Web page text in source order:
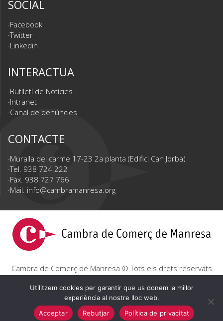
SOCIAL
Facebook
Twitter
Linkedin
INTERACTUA
Butlletí de Notícies
Intranet
Canal de denúncies
CONTACTE
Muralla del carme 17-23 2a planta (Edifici Can Jorba)
Tel. 938 724 222
Fax. 938 727 766
Mail. info@cambramanresa.org
Cambra de Comerç de Manresa © Tots els drets reservats
Avís Legal Política de privacitat Política de cookies
Utilitzem cookies per garantir que us donem la millor
experiència al nostre lloc web.
Acceptar
Rebutjar Política de privacitat